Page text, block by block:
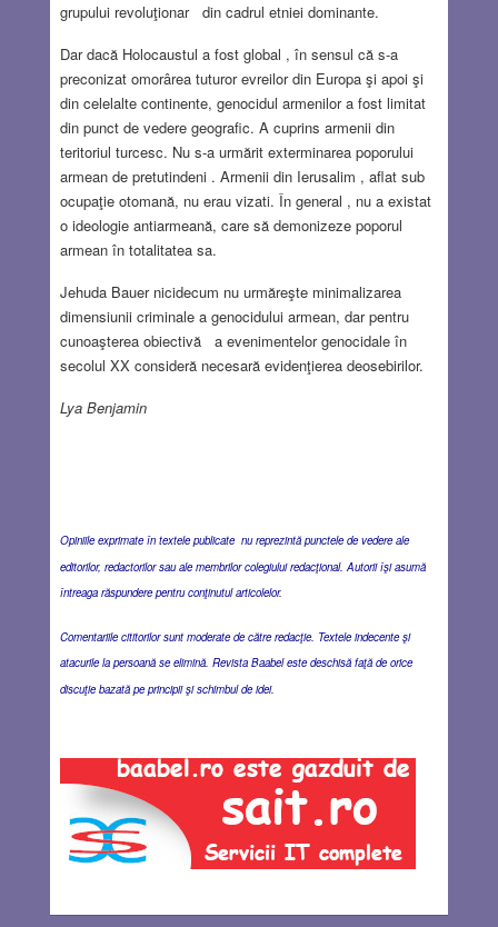
grupului revoluţionar din cadrul etniei dominante.
Dar dacă Holocaustul a fost global , în sensul că s-a
preconizat omorârea tuturor evreilor din Europa şi apoi şi
din celelalte continente, genocidul armenilor a fost limitat
din punct de vedere geografic. A cuprins armenii din
teritoriul turcesc. Nu s-a urmărit exterminarea poporului
armean de pretutindeni . Armenii din Ierusalim , aflat sub
ocupaţie otomană, nu erau vizati. În general , nu a existat
o ideologie antiarmeană, care să demonizeze poporul
armean în totalitatea sa.
Jehuda Bauer nicidecum nu urmăreşte minimalizarea
dimensiunii criminale a genocidului armean, dar pentru
cunoaşterea obiectivă a evenimentelor genocidale în
secolul XX consideră necesară evidenţierea deosebirilor.
Lya Benjamin
Opiniile exprimate în textele publicate nu reprezintă punctele de vedere ale
editorilor, redactorilor sau ale membrilor colegiului redacţional. Autorii îşi asumă
întreaga răspundere pentru conţinutul articolelor.
Comentariile cititorilor sunt moderate de către redacţie. Textele indecente şi
atacurile la persoană se elimină. Revista Baabel este deschisă faţă de orice
discuţie bazată pe principii şi schimbul de idei.